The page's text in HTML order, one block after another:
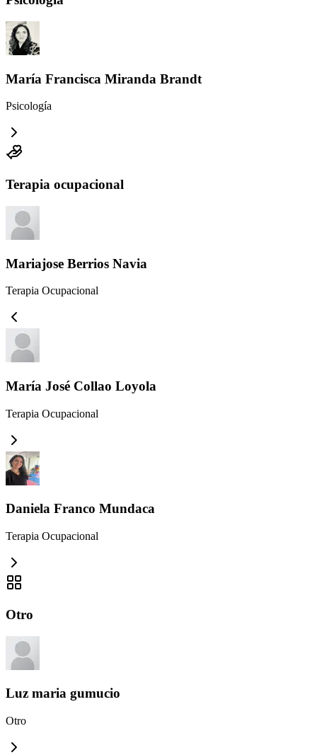
María Francisca Miranda Brandt
Psicología
Terapia ocupacional
Mariajose Berrios Navia
Terapia Ocupacional
María José Collao Loyola
Terapia Ocupacional
Daniela Franco Mundaca
Terapia Ocupacional
Otro
Luz maria gumucio
Otro